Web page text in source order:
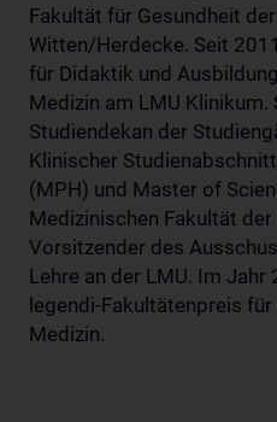
Fakultät für Gesundheit
Witten/Herdecke. Seit
für Didaktik und
Medizin am LMU
Studiendekan der
Klinischer
(MPH) und Master of
Medizinischen Fakultät
Vorsitzender des
Lehre an der LMU. Im
legendi-Fakultätenpreis
Medizin.